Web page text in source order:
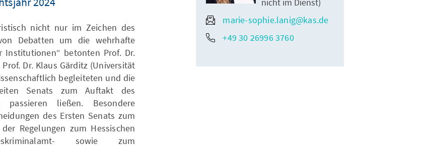
nicht nur im Zeichen des
Debatten um die wehrhafte
Institutionen“ betonten Prof. Dr.
Dr. Klaus Gärditz (Universität
begleiteten und die
Senats zum Auftakt des
passieren ließen. Besondere
des Ersten Senats zum
Regelungen zum Hessischen
sowie zum
marie-sophie.lanig@kas.de
+49 30 26996 3760